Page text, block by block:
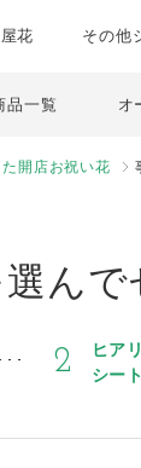
花 その他
品一覧 オ
開店お祝い花
んで
2
ヒア
シー